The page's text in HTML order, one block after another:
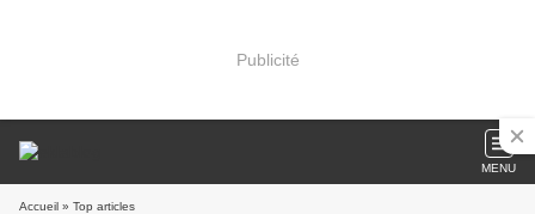
Publicité
MENU
Accueil » Top articles